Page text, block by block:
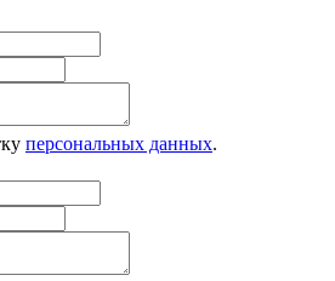
персональных данных.